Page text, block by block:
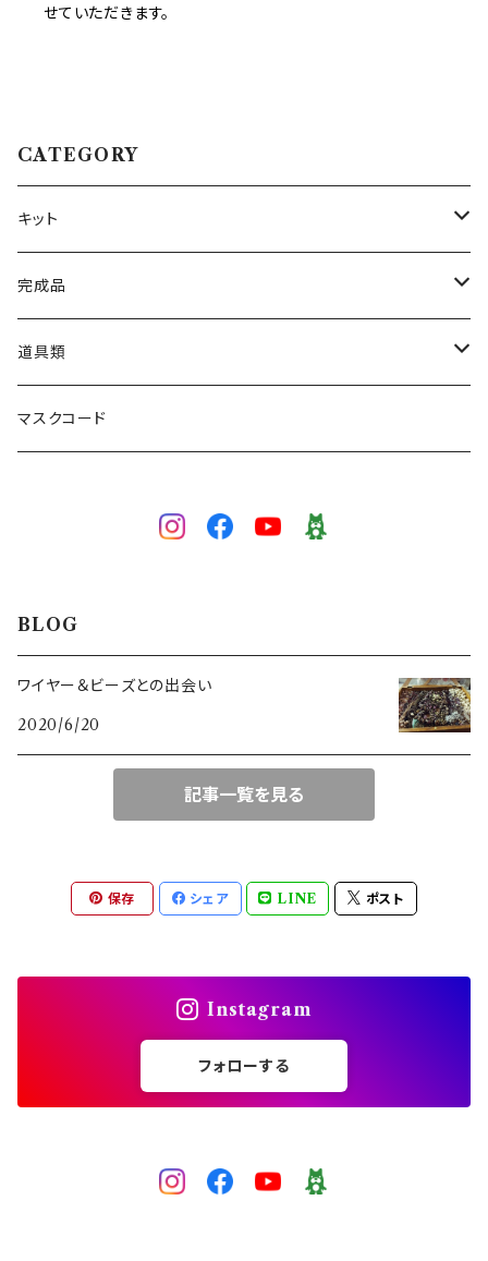
せていただきます。
CATEGORY
キット
ネックレス
ブレスレット
ブローチ
白
イエロー
グリーン
黒
技法で選ぶ
ワイヤーワーク
スキルレベルで選ぶ（初級～上級）
完成品
ネックレス
ブレスレット
マスクコード
道具類
ワイヤー専用かぎ針
ペンチ･ニッパー
マスクコード
BLOG
ワイヤー＆ビーズとの出会い
2020/6/20
記事一覧を見る
保存 シェア LINE ポスト
Instagram
フォローする